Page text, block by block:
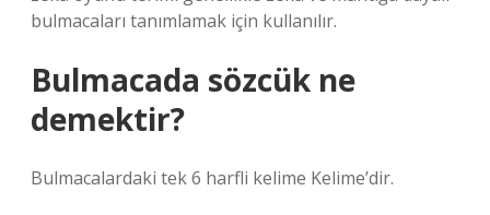
bulmacaları tanımlamak için kullanılır.
Bulmacada sözcük ne
demektir?
Bulmacalardaki tek 6 harfli kelime Kelime’dir.